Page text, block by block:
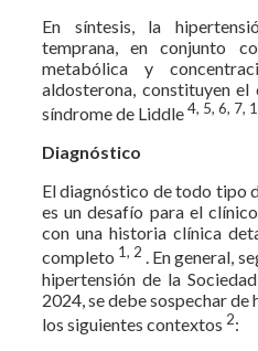
En síntesis, la
temprana, en conjunto
metabólica y
aldosterona, constituyen
síndrome de Liddle4, 5, 6, 7,
Diagnóstico
El diagnóstico de todo tipo
es un desafío para el
con una historia clínica
completo 1, 2 . En general,
hipertensión de la
2024, se debe sospechar
los siguientes contextos 2: